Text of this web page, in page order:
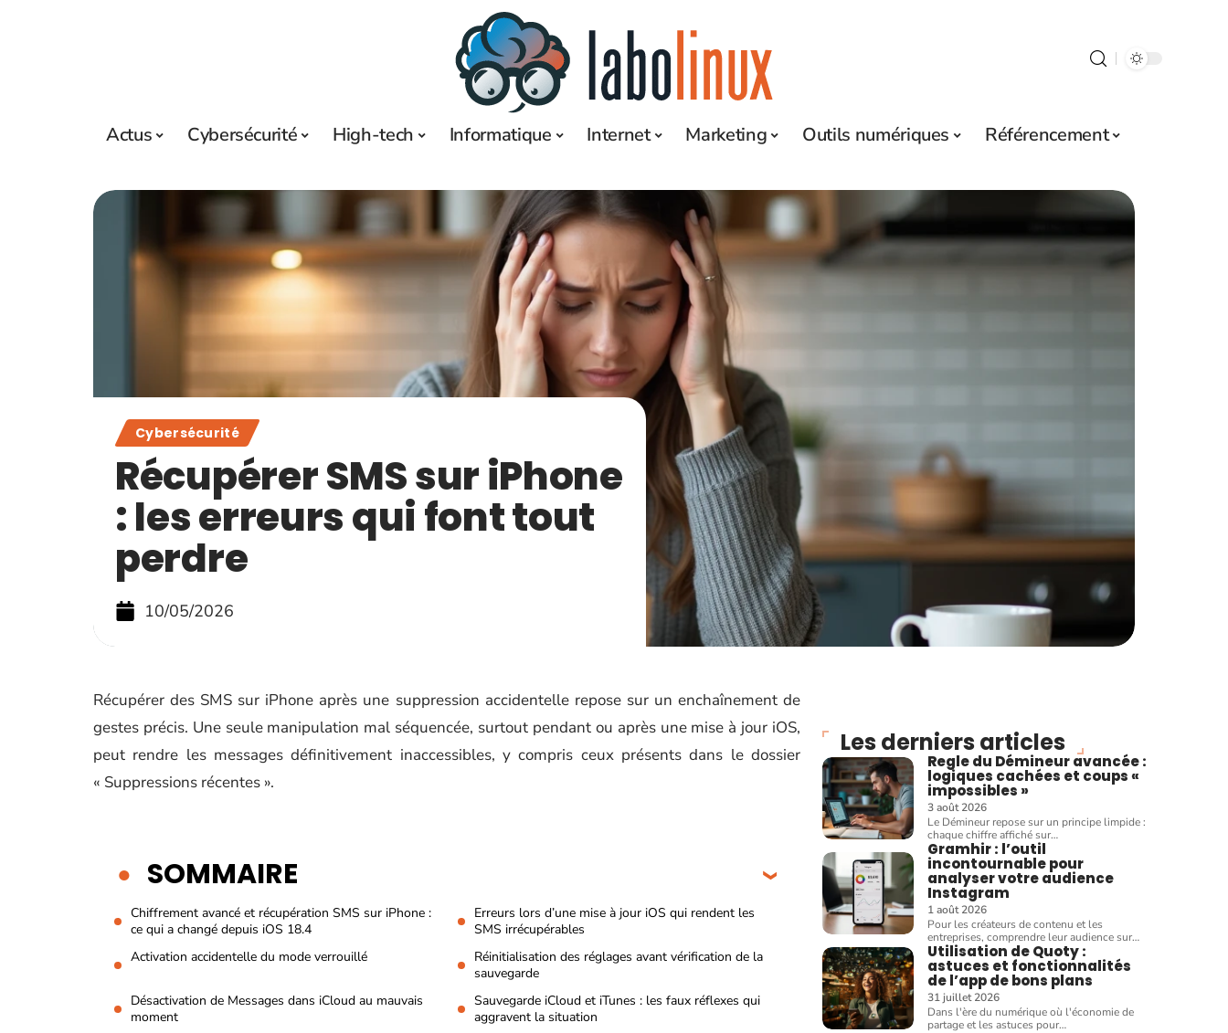
Actus Cybersécurité High-tech Informatique Internet Marketing Outils numériques Référencement
Cybersécurité
Récupérer SMS sur iPhone
: les erreurs qui font tout
perdre
10/05/2026
Récupérer des SMS sur iPhone après une suppression accidentelle repose sur un enchaînement de
gestes précis. Une seule manipulation mal séquencée, surtout pendant ou après une mise à jour iOS,
peut rendre les messages définitivement inaccessibles, y compris ceux présents dans le dossier
« Suppressions récentes ».
SOMMAIRE
Chiffrement avancé et récupération SMS sur iPhone :
ce qui a changé depuis iOS 18.4
Erreurs lors d’une mise à jour iOS qui rendent les
SMS irrécupérables
Activation accidentelle du mode verrouillé
Réinitialisation des réglages avant vérification de la
sauvegarde
Désactivation de Messages dans iCloud au mauvais
moment
Sauvegarde iCloud et iTunes : les faux réflexes qui
aggravent la situation
Les derniers articles
Regle du Démineur avancée :
logiques cachées et coups «
impossibles »
3 août 2026
Le Démineur repose sur un principe limpide :
chaque chiffre affiché sur…
Gramhir : l’outil
incontournable pour
analyser votre audience
Instagram
1 août 2026
Pour les créateurs de contenu et les
entreprises, comprendre leur audience sur…
Utilisation de Quoty :
astuces et fonctionnalités
de l’app de bons plans
31 juillet 2026
Dans l'ère du numérique où l'économie de
partage et les astuces pour…